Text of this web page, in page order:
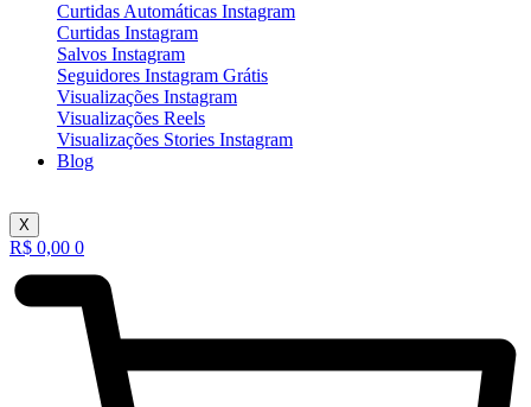
Curtidas Automáticas Instagram
Curtidas Instagram
Salvos Instagram
Seguidores Instagram Grátis
Visualizações Instagram
Visualizações Reels
Visualizações Stories Instagram
Blog
X
R$ 0,00 0